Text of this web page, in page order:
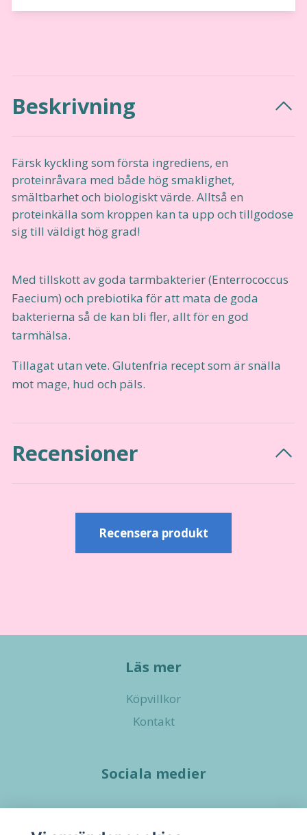
Beskrivning
Färsk kyckling som första ingrediens, en
proteinråvara med både hög smaklighet,
smältbarhet och biologiskt värde. Alltså en
proteinkälla som kroppen kan ta upp och tillgodose
sig till väldigt hög grad!
Med tillskott av goda tarmbakterier (Enterrococcus
Faecium) och prebiotika för att mata de goda
bakterierna så de kan bli fler, allt för en god
tarmhälsa.
Tillagat utan vete. Glutenfria recept som är snälla
mot mage, hud och päls.
Recensioner
Recensera produkt
Läs mer
Köpvillkor
Kontakt
Sociala medier